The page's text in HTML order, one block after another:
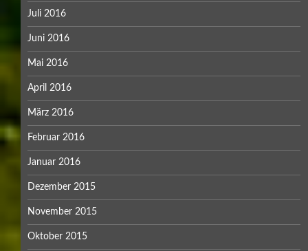
Juli 2016
Juni 2016
Mai 2016
April 2016
März 2016
Februar 2016
Januar 2016
Dezember 2015
November 2015
Oktober 2015